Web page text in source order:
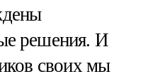
решения. И
своих мы